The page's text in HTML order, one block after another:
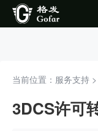
当前位置：服务支持 >
3DCS许可